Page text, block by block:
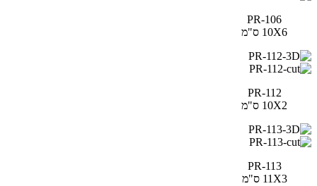
PR-106
10X6 ס"מ
PR-112
10X2 ס"מ
PR-113
11X3 ס"מ